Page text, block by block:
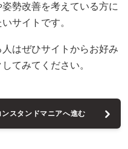
勢改善を考えている方に
サイトです。
はぜひサイトからお好み
てみてください。
スタンドマニアへ進む